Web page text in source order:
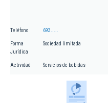
Teléfono 693.....
Forma
Jurídica
Sociedad limitada
Actividad Servicios de bebidas